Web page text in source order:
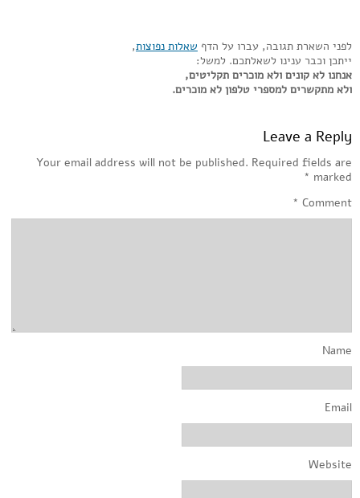
לפני השארת תגובה, עברו על הדף שאלות נפוצות,
ייתכן וכבר ענינו לשאלתכם. למשל:
אנחנו לא קונים ולא מוכרים תקליטים,
ולא מתקשרים למספרי טלפון לא מוכרים.
Leave a Reply
Your email address will not be published. Required fields are
marked
*
Comment
*
Name
Email
Website